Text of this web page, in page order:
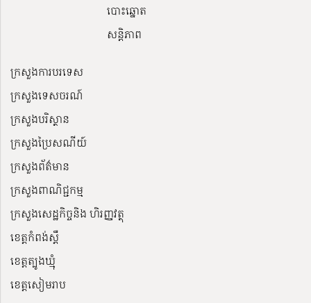
បោះឆ្នោត
សន្តិភាព
ក្រសួងការបរទេស
ក្រសួងទេសចរណ៍
ក្រសួងបរិស្ថាន
ក្រសួងប្រៃសណីយ៍
ក្រសួងព័ត៌មាន
ក្រសួងពាណិជ្ជកម្ម
ក្រសួងសេដ្ឋកិច្ចនិង ហិរញ្ញវត្ថុ
ខេត្តកំពង់ស្ពឺ
ខេត្តត្បូងឃ្មុំ
ខេត្តសៀមរាប